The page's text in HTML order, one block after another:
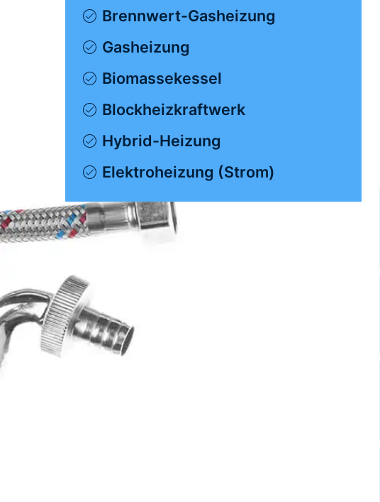
Brennwert-Gasheizung
Gasheizung
Biomassekessel
Blockheizkraftwerk
Hybrid-Heizung
Elektroheizung (Strom)